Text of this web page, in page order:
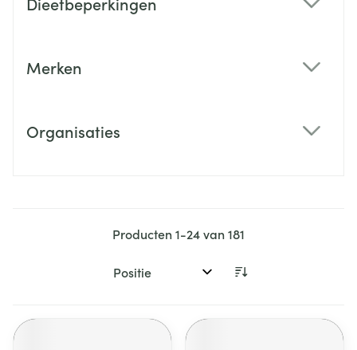
Merken
Organisaties
Producten1-24van181
Sorteer op: